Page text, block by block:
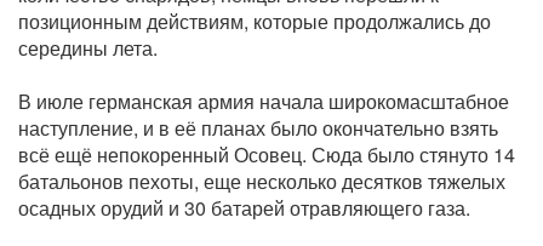
позиционным действиям, которые продолжались до
середины лета.
В июле германская армия начала широкомасштабное
наступление, и в её планах было окончательно взять
всё ещё непокоренный Осовец. Сюда было стянуто 14
батальонов пехоты, еще несколько десятков тяжелых
осадных орудий и 30 батарей отравляющего газа.